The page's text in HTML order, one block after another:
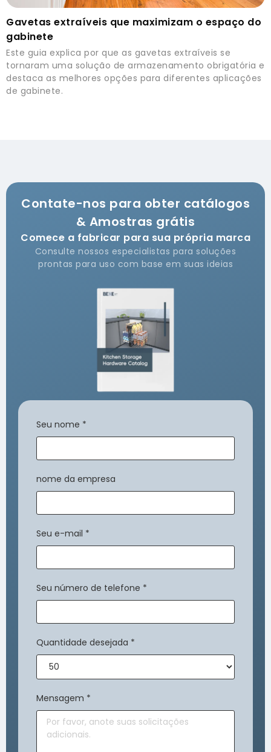
Gavetas extraíveis que maximizam o espaço do
gabinete
Este guia explica por que as gavetas extraíveis se
tornaram uma solução de armazenamento obrigatória e
destaca as melhores opções para diferentes aplicações
de gabinete.
Contate-nos para obter catálogos
& Amostras grátis
Comece a fabricar para sua própria marca
Consulte nossos especialistas para soluções
prontas para uso com base em suas ideias
Seu nome *
nome da empresa
Seu e-mail *
Seu número de telefone *
Quantidade desejada *
Mensagem *